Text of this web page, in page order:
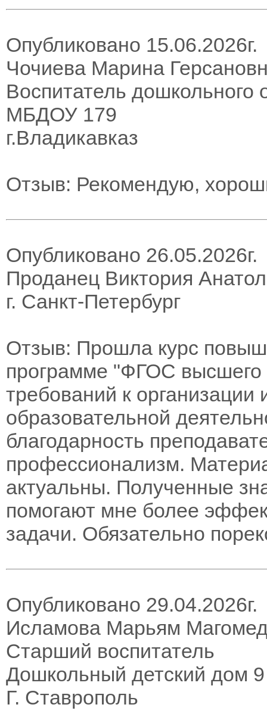
Опубликовано 15.06.2026г.
Чочиева Марина
Воспитатель дошкольного
МБДОУ 179
г.Владикавказ
Отзыв: Рекомендую,
Опубликовано 26.05.2026г.
Проданец Виктория
г. Санкт-Петербург
Отзыв: Прошла курс
программе "ФГОС высшего
требований к
образовательной
благодарность
профессионализм.
актуальны. Полученные
помогают мне более
задачи. Обязательно
Опубликовано 29.04.2026г.
Исламова Марьям
Старший воспитатель
Дошкольный детский дом 9
Г. Ставрополь